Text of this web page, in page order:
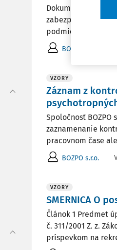
Dokument je
zabezpečenie
podmienky
BOZPO s.r.o.
VZORY
Záznam z
Spoločnosť
zaznamenanie
pracovnom čase
BOZPO s.r.o.
VZORY
SMERNICA O
Článok 1 Predmet
č. 311/2001 Z. z.
príspevkom na